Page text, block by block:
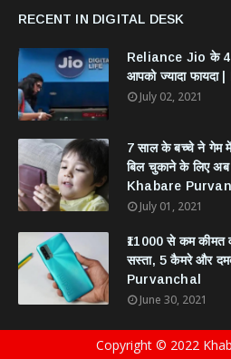
RECENT IN DIGITAL DESK
Reliance Jio के 4
आपको ज्यादा
July 02, 2021
7 साल के बच्चे ने गेम में
बिल चुकाने के लिए अब
Khabare
July 01, 2021
₹11000 से कम कीमत
सस्ता, 5 कैमरे और
Purvanchal
June 30, 2021
Copyright © 2022